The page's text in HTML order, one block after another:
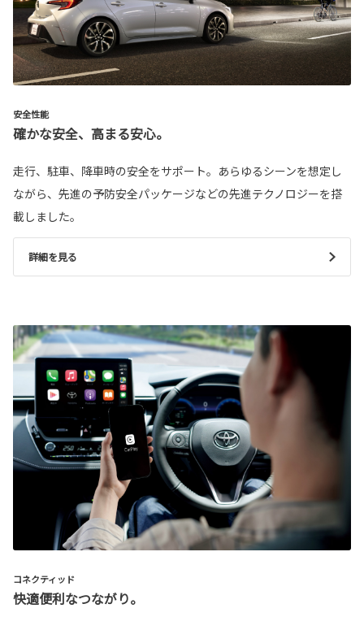
安全性能
確かな安全、高まる安心。
走行、駐車、降車時の安全をサポート。あらゆるシーンを想定し
ながら、先進の予防安全パッケージなどの先進テクノロジーを搭
載しました。
詳細を見る
コネクティッド
快適便利なつながり。